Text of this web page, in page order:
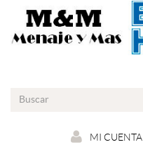
MI CUENTA